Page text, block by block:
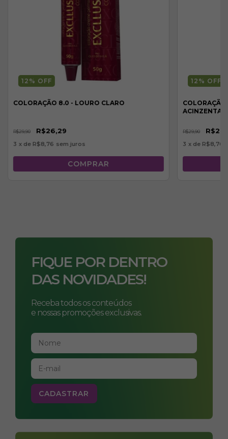
12 % OFF
COLORAÇÃO 8.0 - LOURO CLARO
R$29,90 R$26,29
3 x de R$8,76 sem juros
12 % OFF
COLORAÇÃO
R$29,90
3 x de R$8,76
FIQUE POR DENTRO
DAS NOVIDADES!
Receba todos os conteúdos
e nossas promoções exclusivas.